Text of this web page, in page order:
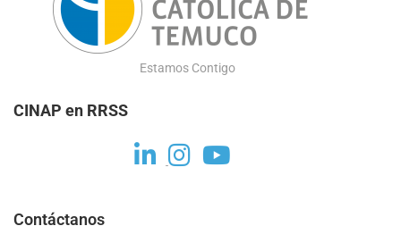
Estamos Contigo
CINAP en RRSS
Contáctanos